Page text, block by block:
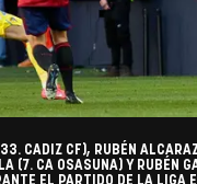
CADIZ CF), RUBÉN
(7. CA OSASUNA) Y RUBÉN
EL PARTIDO DE LA LIGA